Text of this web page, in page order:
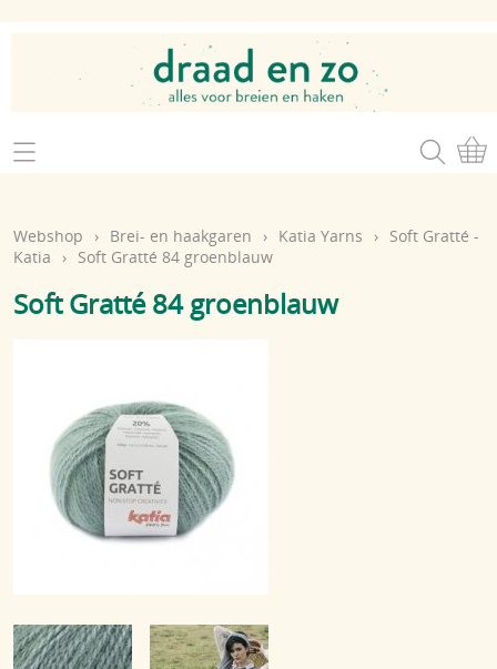
Home
Brei- en haakgaren
Brei- en haakbenodigdheden
Workshops
Mijn account
Openingsuren
Atelier op zondag
Contact
Webshop › Brei- en haakgaren › Katia Yarns › Soft Gratté -
Katia
› Soft Gratté 84 groenblauw
Soft Gratté 84 groenblauw